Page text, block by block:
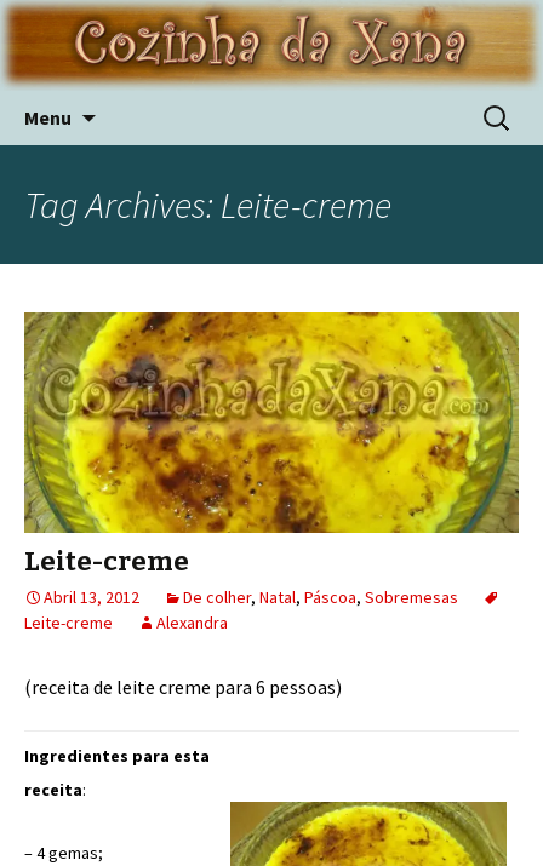
Menu
por:
Tag Archives: Leite-creme
Leite-creme
Abril 13, 2012 De colher, Natal, Páscoa, Sobremesas
Leite-creme
Alexandra
(receita de leite creme para 6 pessoas)
Ingredientes para esta
receita:
– 4 gemas;